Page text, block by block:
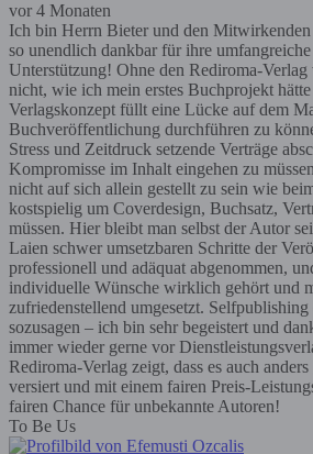
vor 4 Monaten
Ich bin Herrn Bieter und den
so unendlich dankbar für ihre
Unterstützung! Ohne den Rediroma-
nicht, wie ich mein erstes Buchprojekt
Verlagskonzept füllt eine Lücke auf dem
Buchveröffentlichung durchführen zu
Stress und Zeitdruck setzende Verträge
Kompromisse im Inhalt eingehen zu
nicht auf sich allein gestellt zu sein wie
kostspielig um Coverdesign, Buchsatz,
müssen. Hier bleibt man selbst der Autor
Laien schwer umsetzbaren Schritte der
professionell und adäquat abgenommen,
individuelle Wünsche wirklich gehört und
zufriedenstellend umgesetzt.
sozusagen – ich bin sehr begeistert und
immer wieder gerne vor
Rediroma-Verlag zeigt, dass es auch
versiert und mit einem fairen Preis-
fairen Chance für unbekannte Autoren!
To Be Us